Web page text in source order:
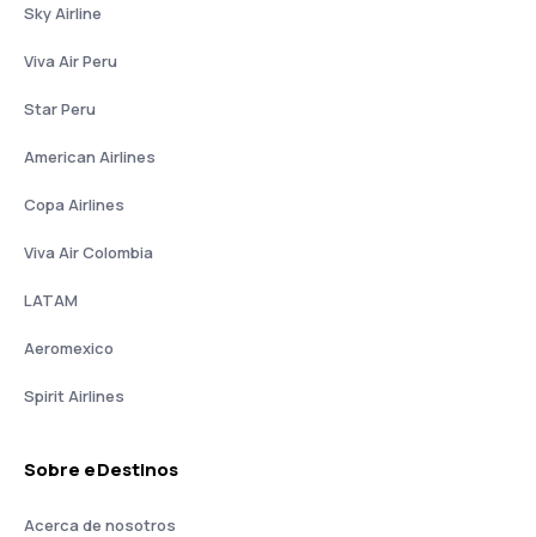
Sky Airline
Viva Air Peru
Star Peru
American Airlines
Copa Airlines
Viva Air Colombia
LATAM
Aeromexico
Spirit Airlines
Sobre eDestinos
Acerca de nosotros